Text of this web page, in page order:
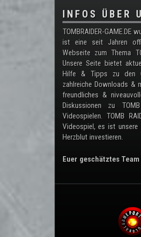
INFOS ÜBER
TOMBRAIDER-
ist eine seit Jahren
Webseite zum Thema
Unsere Seite bietet
Hilfe & Tipps zu den
zahlreiche Downloads &
freundliches &
Diskussionen zu
Videospielen. TOMB
Videospiel, es ist
Herzblut investieren.
Euer geschätztes Team